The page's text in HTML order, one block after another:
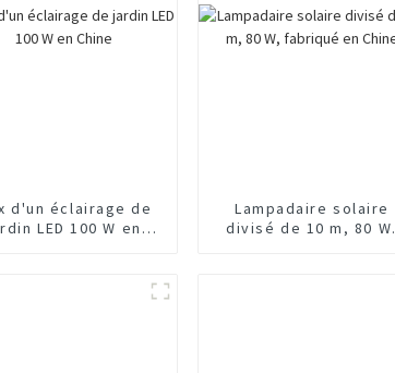
​​d'un éclairage de
LED 100 W en
Lampadaire solaire
divisé de 10 m, 80 W,